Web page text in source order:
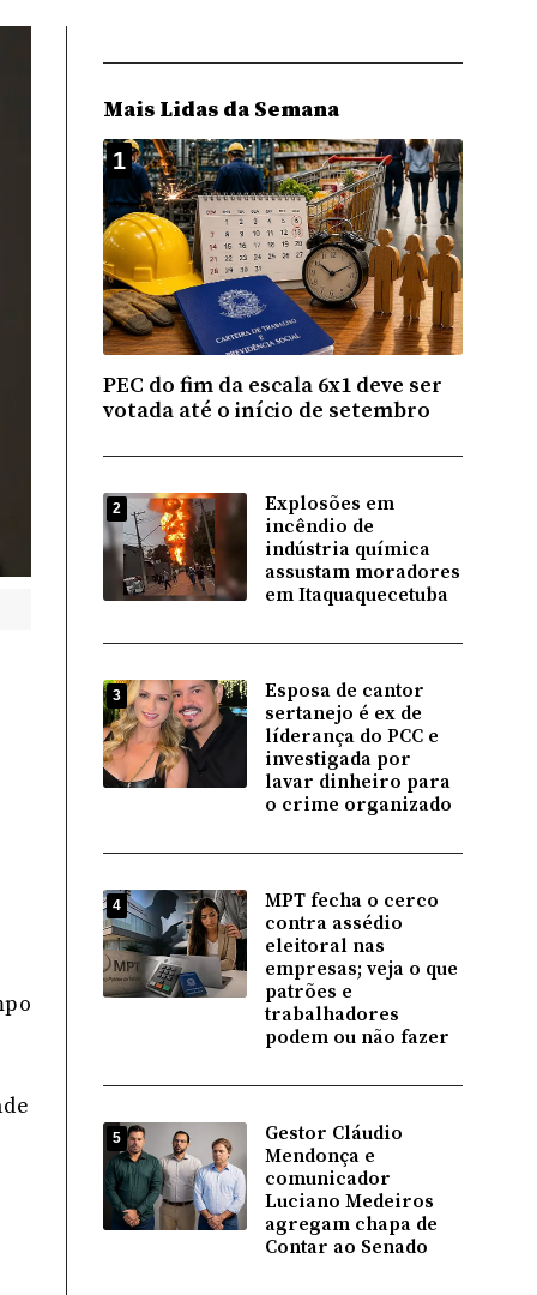
Mais Lidas da Semana
1
PEC do fim da escala 6x1 deve ser
votada até o início de setembro
2
Explosões em
incêndio de
indústria química
assustam moradores
em Itaquaquecetuba
3
Esposa de cantor
sertanejo é ex de
líderança do PCC e
investigada por
lavar dinheiro para
o crime organizado
4
MPT fecha o cerco
contra assédio
eleitoral nas
empresas; veja o que
patrões e
trabalhadores
podem ou não fazer
5
Gestor Cláudio
Mendonça e
comunicador
Luciano Medeiros
agregam chapa de
Contar ao Senado